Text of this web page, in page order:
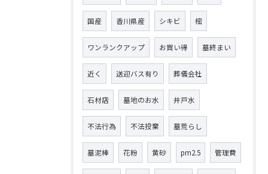
国産 香川県産 シキビ 樒
ワンランクアップ お買い得 墓終まい
近く 送迎バス有り 葬儀会社
石材店 墓地のお水 井戸水
不法行為 不法投棄 墓荒らし
墓泥棒 花粉 黄砂 pm2.5 管理費